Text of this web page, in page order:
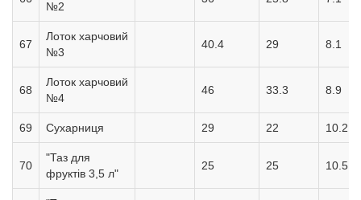
№2
67
Лоток харчовий
№3
40.4 29 8.1
68
Лоток харчовий
№4
46 33.3 8.9
69 Сухарниця 29 22 10.2
70
"Таз для
фруктів 3,5 л"
25 25 10.5